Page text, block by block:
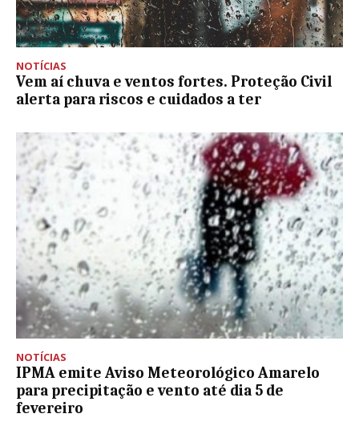
NOTÍCIAS
Vem aí chuva e ventos fortes. Proteção Civil
alerta para riscos e cuidados a ter
NOTÍCIAS
IPMA emite Aviso Meteorológico Amarelo
para precipitação e vento até dia 5 de
fevereiro